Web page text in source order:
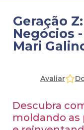
Geração
Negócios
Mari
Avaliar
Descubra
moldando as